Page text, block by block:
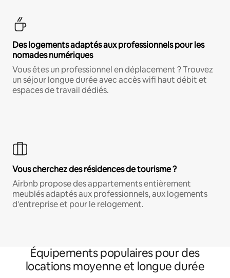
Des logements adaptés aux professionnels pour les
nomades numériques
Vous êtes un professionnel en déplacement ? Trouvez
un séjour longue durée avec accès wifi haut débit et
espaces de travail dédiés.
Vous cherchez des résidences de tourisme ?
Airbnb propose des appartements entièrement
meublés adaptés aux professionnels, aux logements
d'entreprise et pour le relogement.
Équipements populaires pour des
locations moyenne et longue durée